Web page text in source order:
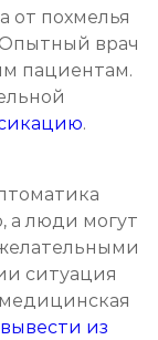
Записаться
Записаться
Записаться
Записаться
от похмелья
врач
пациентам.
.
а люди могут
ситуация
вывести из